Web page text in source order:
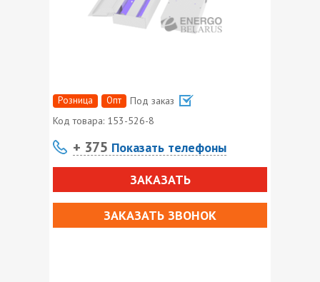
Розница Опт
Под заказ
Код товара: 153-526-8
+ 375 Показать телефоны
ЗАКАЗАТЬ
ЗАКАЗАТЬ ЗВОНОК